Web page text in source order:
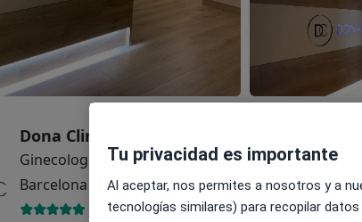
Dona Clinic - Medicina Personalizada
Ginecología y obstetriciaver más
Barcelona
1 dirección
1509 opiniones
Tu privacidad es importante
Al aceptar, nos permites a nosotros y a
tecnologías similares) para recopilar